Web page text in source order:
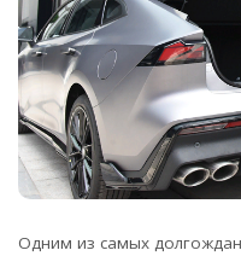
Одним из самых